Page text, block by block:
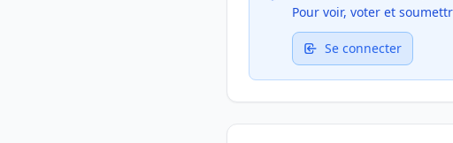
Pour voir, voter et
Se connecter